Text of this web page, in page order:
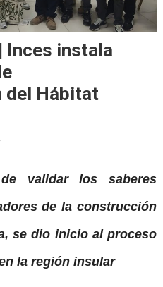
Inces instala
del Hábitat
validar los saberes
de la construcción
se dio inicio al proceso
la región insular